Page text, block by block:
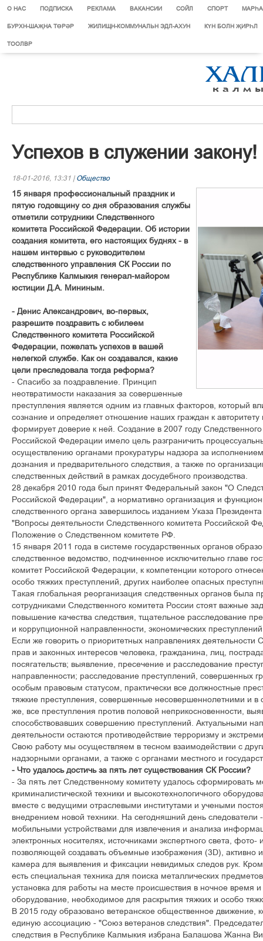
О НАС ПОДПИСКА РЕКЛАМА ВАКАНСИИ СОЙЛ СПОРТ
БУРХН-ШАҖНА ТӨРӘР ЖИЛИЩН-КОММУНАЛЬН ЭДЛ-АХУН КҮН БОЛН ҖИРҺЛ
ТООЛВР
Успехов в служении закону!
18-01-2016, 13:31 | Общество
15 января профессиональный праздник и
пятую годовщину со дня образования службы
отметили сотрудники Следственного
комитета Российской Федерации. Об истории
создания комитета, его настоящих буднях - в
нашем интервью с руководителем
следственного управления СК России по
Республике Калмыкия генерал-майором
юстиции Д.А. Мининым.
- Денис Александрович, во-первых,
разрешите поздравить с юбилеем
Следственного комитета Российской
Федерации, пожелать успехов в вашей
нелегкой службе. Как он создавался, какие
цели преследовала тогда реформа?
- Спасибо за поздравление. Принцип
неотвратимости наказания за совершенные
преступления является одним из главных факторов, который
сознание и определяет отношение наших граждан к авторитету
формирует доверие к ней. Создание в 2007 году
Российской Федерации имело цель разграничить
осуществлению органами прокуратуры надзора за
дознания и предварительного следствия, а также по
следственных действий в рамках досудебного производства.
28 декабря 2010 года был принят Федеральный закон "О
Российской Федерации", а нормативно организация и
следственного органа завершилось изданием Указа
"Вопросы деятельности Следственного комитета Российской
Положение о Следственном комитете РФ.
15 января 2011 года в системе государственных органов
следственное ведомство, подчиненное исключительно главе
комитет Российской Федерации, к компетенции которого
особо тяжких преступлений, других наиболее опасных
Такая глобальная реорганизация следственных органов была
сотрудниками Следственного комитета России стоят важные
повышение качества следствия, тщательное расследование
и коррупционной направленности, экономических
Если же говорить о приоритетных направлениях деятельности
прав и законных интересов человека, гражданина, лиц,
посягательств; выявление, пресечение и расследование
направленности; расследование преступлений, совершенных
особым правовым статусом, практически все должностные
тяжкие преступления, совершенные несовершеннолетними и в
же, все преступления против половой неприкосновенности,
способствовавших совершению преступлений. Актуальными
деятельности остаются противодействие терроризму и
Свою работу мы осуществляем в тесном взаимодействии с
надзорными органами, а также с органами местного и
- Что удалось достичь за пять лет существования СК России?
- За пять лет Следственному комитету удалось сформировать
криминалистической техники и высокотехнологичного
вместе с ведущими отраслевыми институтами и учеными
внедрением новой техники. На сегодняшний день
мобильными устройствами для извлечения и анализа
электронных носителях, источниками экспертного света, фото-
позволяющей создавать объемные изображения (3D), активно
камера для выявления и фиксации невидимых следов рук.
есть специальная техника для поиска металлических
установка для работы на месте происшествия в ночное время и
оборудование, необходимое для раскрытия тяжких и особо
В 2015 году образовано ветеранское общественное движение,
единую ассоциацию - "Союз ветеранов следствия".
следствия в Республике Калмыкия избрана Балашова Жанна